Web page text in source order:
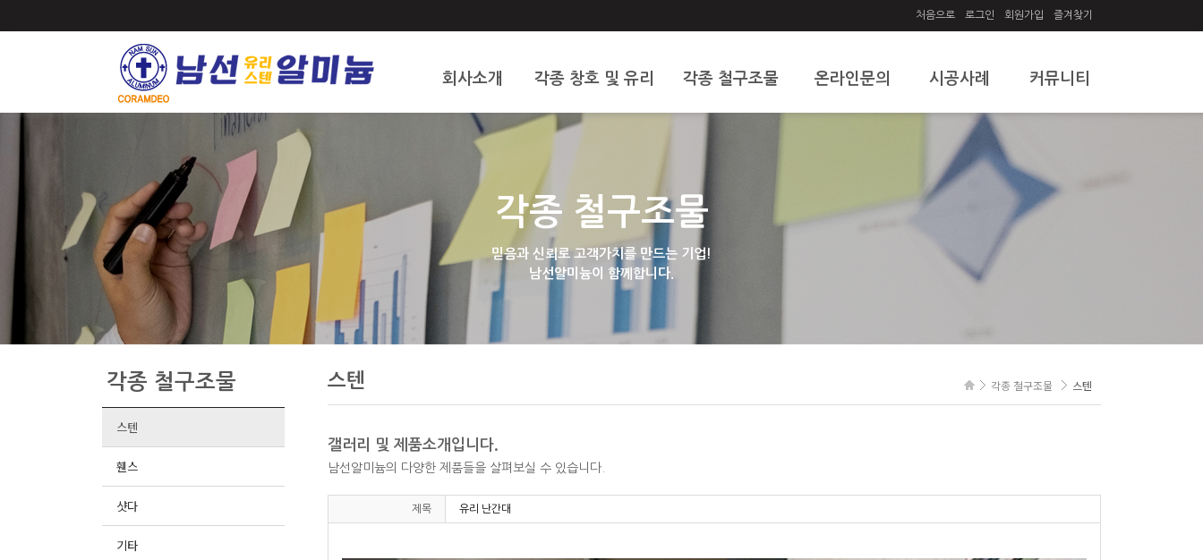
처음으로 로그인 회원가입 즐겨찾기
회사소개
인사말
각종 창호 및 유리
알미늄 및 창호
중문
대문
각종 철구조물 온라인문의 시공사례
시공사례
커뮤니티
자유게시판
각종 철구조물
믿음과 신뢰로 고객가치를 만드는 기업!
남선알미늄이 함께합니다.
각종 철구조물
스텐
휀스
샷다
기타
각종 철구조물 스텐
스텐
갤러리 및 제품소개입니다.
남선알미늄의 다양한 제품들을 살펴보실 수 있습니다.
제목 유리 난간대